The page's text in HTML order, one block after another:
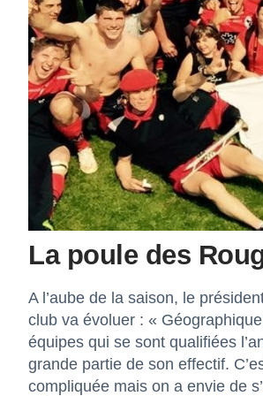
La poule des
A l’aube de la saison, le
club va évoluer : «
équipes qui se sont qualifiées
grande partie de son effectif.
compliquée mais on a envie de